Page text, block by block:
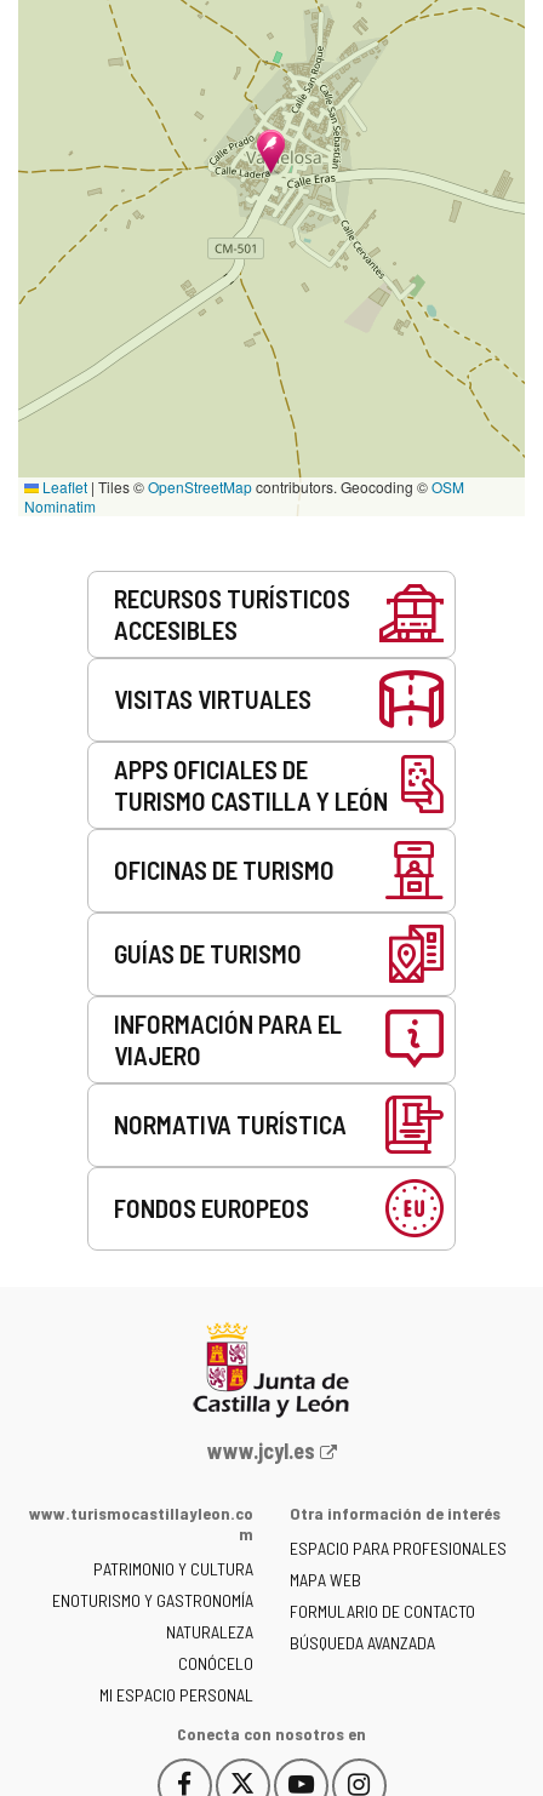
Leaflet | Tiles ©OpenStreetMapcontributors. Geocoding ©OSM
Nominatim
RECURSOS TURÍSTICOS
ACCESIBLES
VISITAS VIRTUALES
APPS OFICIALES DE
TURISMO CASTILLA Y LEÓN
OFICINAS DE TURISMO
GUÍAS DE TURISMO
INFORMACIÓN PARA EL
VIAJERO
NORMATIVA TURÍSTICA
FONDOS EUROPEOS
Portal
la
de
Castilla
y
León
-
www.jcyl.es
www.turismocastillayleon.co
m
PATRIMONIO Y CULTURA
ENOTURISMO Y GASTRONOMÍA
NATURALEZA
CONÓCELO
MI ESPACIO PERSONAL
Otra información de interés
ESPACIO PARA PROFESIONALES
MAPA WEB
FORMULARIO DE CONTACTO
BÚSQUEDA AVANZADA
Conecta con nosotros en
Facebook YouTubeInstagram